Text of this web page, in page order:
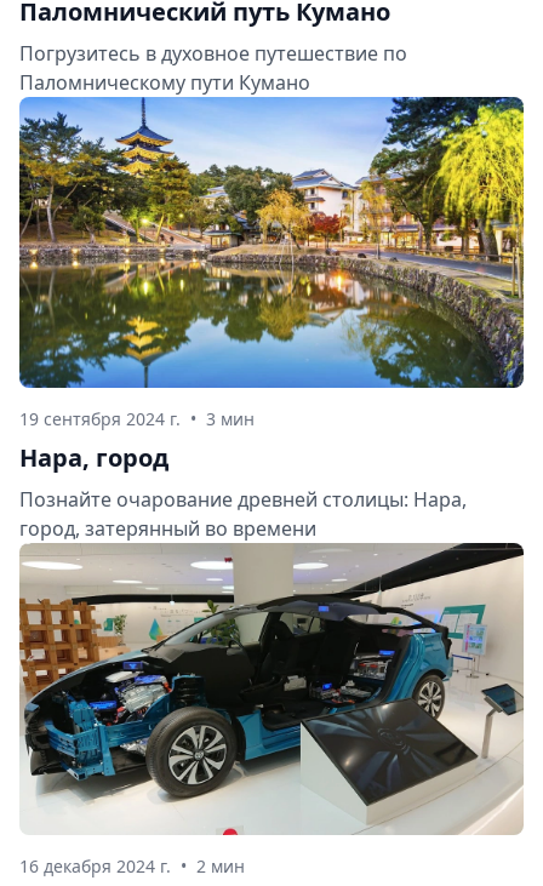
Паломнический путь Кумано
Погрузитесь в духовное путешествие по
Паломническому пути Кумано
19 сентября 2024 г. • 3 мин
Нара, город
Познайте очарование древней столицы: Нара,
город, затерянный во времени
16 декабря 2024 г. • 2 мин